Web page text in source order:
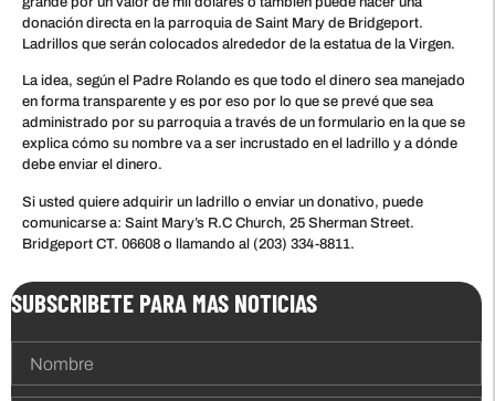
donación directa en la parroquia de Saint Mary de Bridgeport.
Ladrillos que serán colocados alrededor de la estatua de la Virgen.
La idea, según el Padre Rolando es que todo el dinero sea manejado
en forma transparente y es por eso por lo que se prevé que sea
administrado por su parroquia a través de un formulario en la que se
explica cómo su nombre va a ser incrustado en el ladrillo y a dónde
debe enviar el dinero.
Si usted quiere adquirir un ladrillo o enviar un donativo, puede
comunicarse a: Saint Mary’s R.C Church, 25 Sherman Street.
Bridgeport CT. 06608 o llamando al (203) 334-8811.
SUBSCRIBETE PARA MAS NOTICIAS